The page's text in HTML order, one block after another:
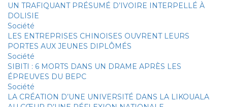
UN TRAFIQUANT PRÉSUMÉ D’IVOIRE INTERPELLÉ À
DOLISIE
Société
LES ENTREPRISES CHINOISES OUVRENT LEURS
PORTES AUX JEUNES DIPLÔMÉS
Société
SIBITI : 6 MORTS DANS UN DRAME APRÈS LES
ÉPREUVES DU BEPC
Société
LA CRÉATION D’UNE UNIVERSITÉ DANS LA LIKOUALA